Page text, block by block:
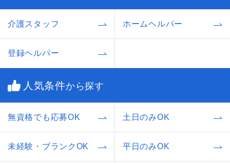
介護スタッフ ホームヘルパー
登録ヘルパー
人気条件から探す
無資格でも応募OK 土日のみOK
未経験・ブランクOK 平日のみOK